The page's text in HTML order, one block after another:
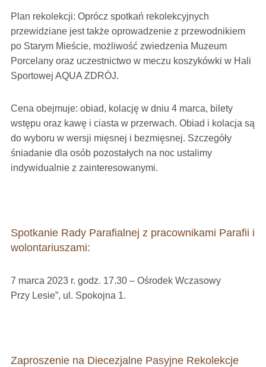
Plan rekolekcji: Oprócz spotkań rekolekcyjnych
przewidziane jest także oprowadzenie z przewodnikiem
po Starym Mieście, możliwość zwiedzenia Muzeum
Porcelany oraz uczestnictwo w meczu koszykówki w Hali
Sportowej AQUA ZDRÓJ.
Cena obejmuje: obiad, kolację w dniu 4 marca, bilety
wstępu oraz kawę i ciasta w przerwach. Obiad i kolacja są
do wyboru w wersji mięsnej i bezmięsnej. Szczegóły
śniadanie dla osób pozostałych na noc ustalimy
indywidualnie z zainteresowanymi.
Spotkanie Rady Parafialnej z pracownikami Parafii i
wolontariuszami:
7 marca 2023 r. godz. 17.30 – Ośrodek Wczasowy
Przy Lesie”, ul. Spokojna 1.
Zaproszenie na Diecezjalne Pasyjne Rekolekcje